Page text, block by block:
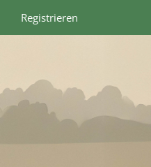
Registrieren